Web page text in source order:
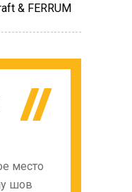
& FERRUM
место
шов